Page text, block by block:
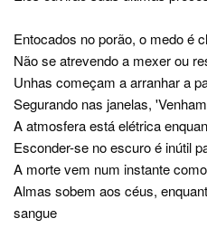
Entocados no porão, o medo é
Não se atrevendo a mexer ou
Unhas começam a arranhar a
Segurando nas janelas,
A atmosfera está elétrica
Esconder-se no escuro é inútil
A morte vem num instante
Almas sobem aos céus,
sangue